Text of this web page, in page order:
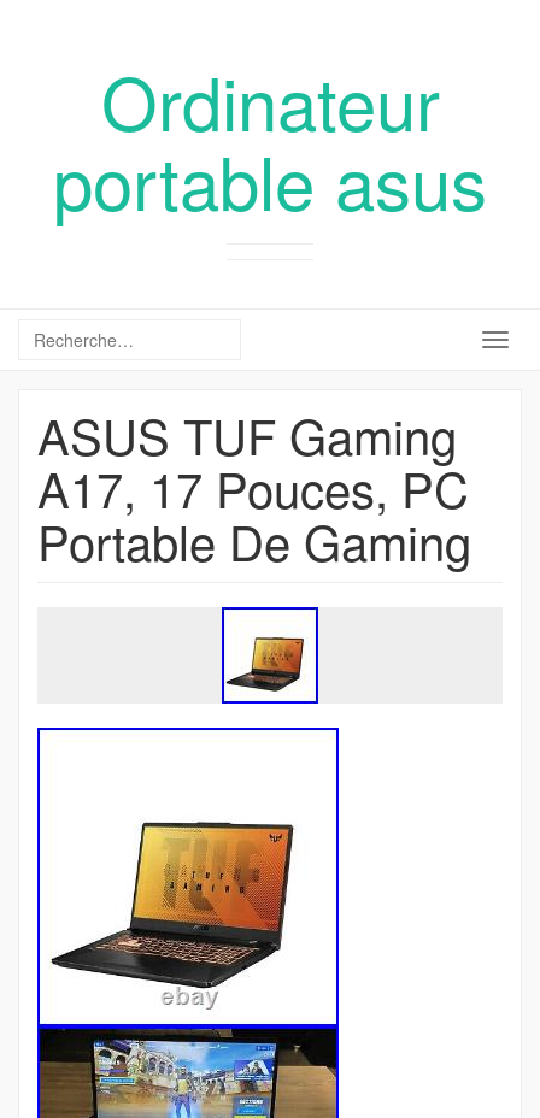
Ordinateur
portable asus
ASUS TUF Gaming
A17, 17 Pouces, PC
Portable De Gaming